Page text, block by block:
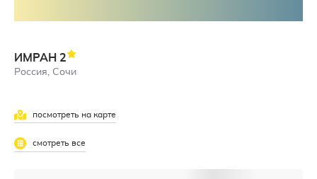
ИМРАН 2
Россия, Сочи
посмотреть на карте
смотреть все